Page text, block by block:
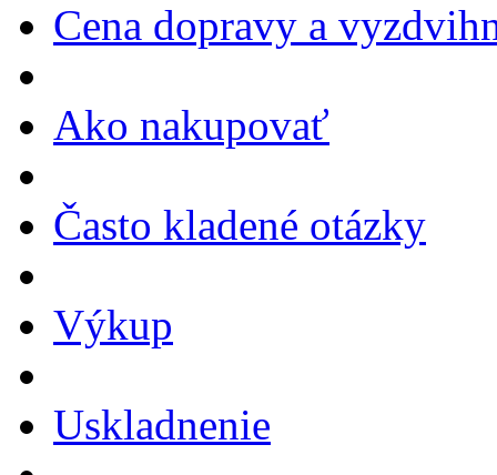
Cena dopravy a
Ako nakupovať
Často kladené otázky
Výkup
Uskladnenie